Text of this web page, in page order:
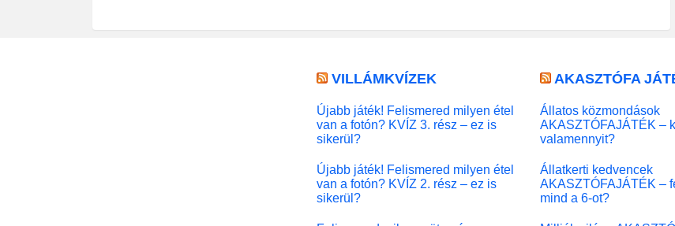
VILLÁMKVÍZEK
Újabb játék! Felismered milyen étel
van a fotón? KVÍZ 3. rész – ez is
sikerül?
Újabb játék! Felismered milyen étel
van a fotón? KVÍZ 2. rész – ez is
sikerül?
AKASZTÓFA
Állatos közmondások
AKASZTÓFAJÁTÉK –
valamennyit?
Állatkerti kedvencek
AKASZTÓFAJÁTÉK –
mind a 6-ot?